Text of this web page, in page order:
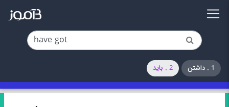
1 . داشتن 2 . باید